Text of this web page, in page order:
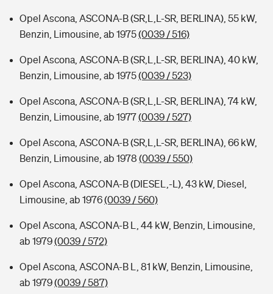
Opel Ascona, ASCONA-B (SR,L,L-SR, BERLINA), 55 kW,
Benzin, Limousine, ab 1975(0039 / 516)
Opel Ascona, ASCONA-B (SR,L,L-SR, BERLINA), 40 kW,
Benzin, Limousine, ab 1975(0039 / 523)
Opel Ascona, ASCONA-B (SR,L,L-SR, BERLINA), 74 kW,
Benzin, Limousine, ab 1977(0039 / 527)
Opel Ascona, ASCONA-B (SR,L,L-SR, BERLINA), 66 kW,
Benzin, Limousine, ab 1978 (0039 / 550)
Opel Ascona, ASCONA-B (DIESEL,-L), 43 kW, Diesel,
Limousine, ab 1976(0039 / 560)
Opel Ascona, ASCONA-B L, 44 kW, Benzin, Limousine,
ab 1979(0039 / 572)
Opel Ascona, ASCONA-B L, 81 kW, Benzin, Limousine,
ab 1979(0039 / 587)